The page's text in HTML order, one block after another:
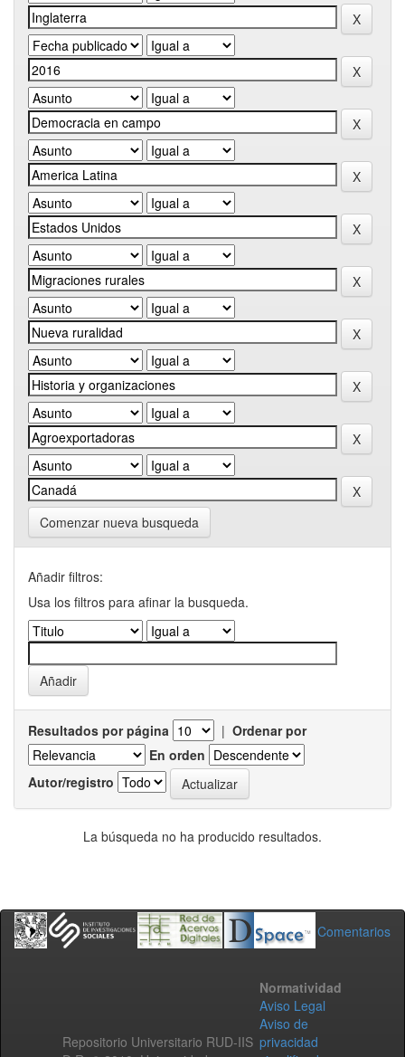
Comenzar nueva busqueda
Añadir filtros:
Usa los filtros para afinar la busqueda.
Resultados por página | Ordenar por
En orden
Autor/registro
La búsqueda no ha producido resultados.
Comentarios
Repositorio Universitario RUD-IIS
Normatividad
Aviso Legal
Aviso de
privacidad